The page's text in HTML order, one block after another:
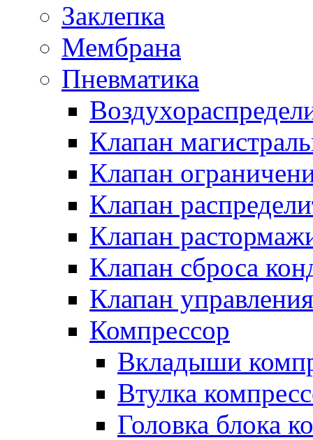
Заклепка
Мембрана
Пневматика
Клапан
Клапан
Клапан
Клапан
Клапан сброса
Клапан управления
Компрессор
Вкладыши
Втулка
Головка блока